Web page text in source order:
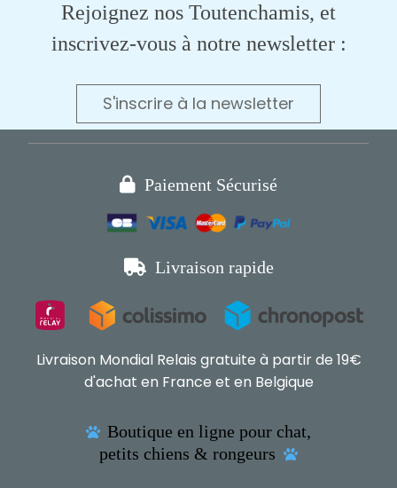
Rejoignez nos Toutenchamis, et
inscrivez-vous à notre newsletter :
S'inscrire à la newsletter
 Paiement Sécurisé
 Livraison rapide
Livraison Mondial Relais gratuite à partir de 19€
d'achat en France et en Belgique
 Boutique en ligne pour chat,
petits chiens & rongeurs
